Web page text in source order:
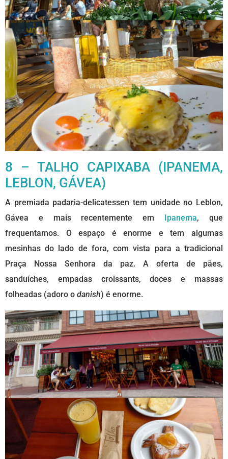
8 – TALHO CAPIXABA (IPANEMA,
LEBLON, GÁVEA)
A premiada padaria-delicatessen tem unidade no Leblon,
Gávea e mais recentemente em Ipanema, que
frequentamos. O espaço é enorme e tem algumas
mesinhas do lado de fora, com vista para a tradicional
Praça Nossa Senhora da paz. A oferta de pães,
sanduíches, empadas croissants, doces e massas
folheadas (adoro o danish) é enorme.